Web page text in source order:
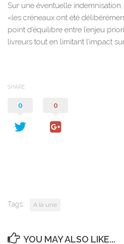
Sur une éventuelle
«les créneaux ont été
point d’équilibre entre l’enjeu
livreurs tout en limitant l’impact
SHARE
0 0
Tags: A la une
YOU MAY ALSO LIKE...